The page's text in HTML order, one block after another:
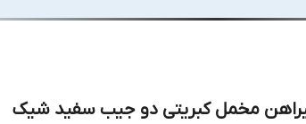
مخمل کبریتی دو جیب سفید شیک